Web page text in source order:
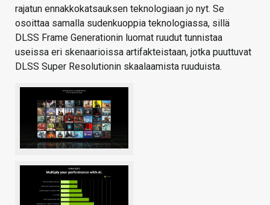
rajatun ennakkokatsauksen teknologiaan jo nyt. Se
osoittaa samalla sudenkuoppia teknologiassa, sillä
DLSS Frame Generationin luomat ruudut tunnistaa
useissa eri skenaarioissa artifakteistaan, jotka puuttuvat
DLSS Super Resolutionin skaalaamista ruuduista.